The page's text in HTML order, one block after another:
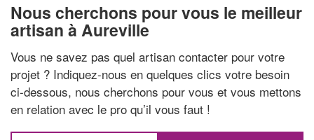
Nous cherchons pour vous le meilleur
artisan à Aureville
Vous ne savez pas quel artisan contacter pour votre
projet ? Indiquez-nous en quelques clics votre besoin
ci-dessous, nous cherchons pour vous et vous mettons
en relation avec le pro qu’il vous faut !